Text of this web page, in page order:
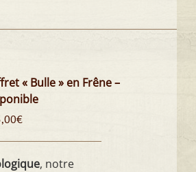
« Bulle » en Frêne –
€
, notre